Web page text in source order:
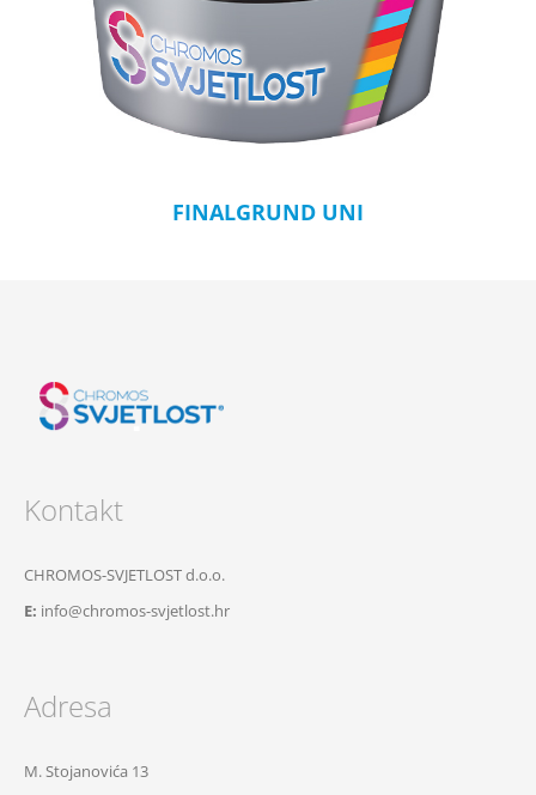
FINALGRUND UNI
Kontakt
CHROMOS-SVJETLOST d.o.o.
E: info@chromos-svjetlost.hr
Adresa
M. Stojanovića 13